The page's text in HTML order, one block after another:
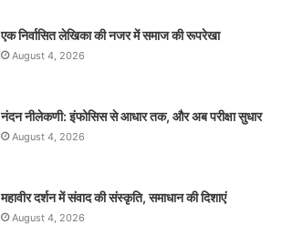
एक निर्वासित लेखिका की नजर में समाज की रूपरेखा
August 4, 2026
नंदन नीलेकणी: इंफोसिस से आधार तक, और अब परीक्षा सुधार
August 4, 2026
महावीर दर्शन में संवाद की संस्कृति, समाधान की दिशाएं
August 4, 2026